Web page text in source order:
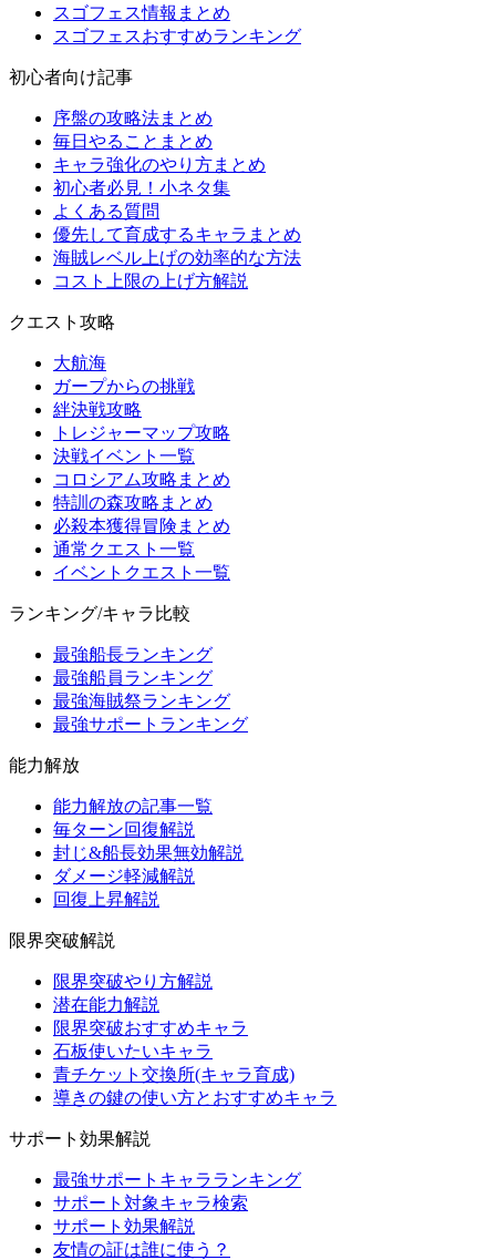
スゴフェス情報まとめ
スゴフェスおすすめランキング
初心者向け記事
序盤の攻略法まとめ
毎日やることまとめ
キャラ強化のやり方まとめ
初心者必見！小ネタ集
よくある質問
優先して育成するキャラまとめ
海賊レベル上げの効率的な方法
コスト上限の上げ方解説
クエスト攻略
大航海
ガープからの挑戦
絆決戦攻略
トレジャーマップ攻略
決戦イベント一覧
コロシアム攻略まとめ
特訓の森攻略まとめ
必殺本獲得冒険まとめ
通常クエスト一覧
イベントクエスト一覧
ランキング/キャラ比較
最強船長ランキング
最強船員ランキング
最強海賊祭ランキング
最強サポートランキング
能力解放
能力解放の記事一覧
毎ターン回復解説
封じ&船長効果無効解説
ダメージ軽減解説
回復上昇解説
限界突破解説
限界突破やり方解説
潜在能力解説
限界突破おすすめキャラ
石板使いたいキャラ
青チケット交換所(キャラ育成)
導きの鍵の使い方とおすすめキャラ
サポート効果解説
最強サポートキャラランキング
サポート対象キャラ検索
サポート効果解説
友情の証は誰に使う？